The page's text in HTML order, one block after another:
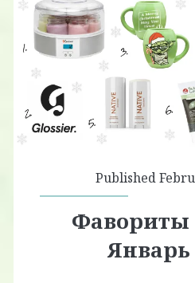
Published
Фавориты
Январь